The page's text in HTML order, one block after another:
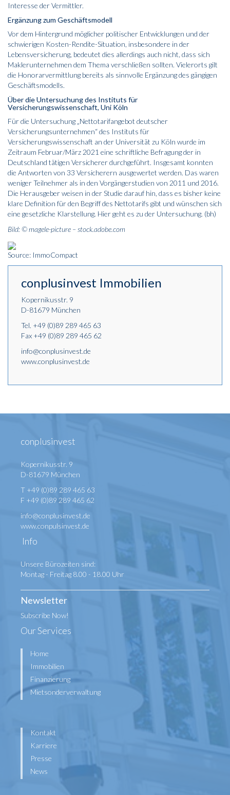
Interesse der Vermittler.
Ergänzung zum Geschäftsmodell
Vor dem Hintergrund möglicher politischer Entwicklungen und der
schwierigen Kosten-Rendite-Situation, insbesondere in der
Lebensversicherung, bedeutet dies allerdings auch nicht, dass sich
Maklerunternehmen dem Thema verschließen sollten. Vielerorts gilt
die Honorarvermittlung bereits als sinnvolle Ergänzung des gängigen
Geschäftsmodells.
Über die Untersuchung des Instituts für
Versicherungswissenschaft, Uni Köln
Für die Untersuchung „Nettotarifangebot deutscher
Versicherungsunternehmen“ des Instituts für
Versicherungswissenschaft an der Universität zu Köln wurde im
Zeitraum Februar/März 2021 eine schriftliche Befragung der in
Deutschland tätigen Versicherer durchgeführt. Insgesamt konnten
die Antworten von 33 Versicherern ausgewertet werden. Das waren
weniger Teilnehmer als in den Vorgängerstudien von 2011 und 2016.
Die Herausgeber weisen in der Studie darauf hin, dass es bisher keine
klare Definition für den Begriff des Nettotarifs gibt und wünschen sich
eine gesetzliche Klarstellung. Hiergeht es zu der Untersuchung. (bh)
Bild: © magele-picture – stock.adobe.com
Source: ImmoCompact
conplusinvest Immobilien
Kopernikusstr. 9
D-81679 München
Tel. +49 (0)89 289 465 63
Fax +49 (0)89 289 465 62
info@conplusinvest.de
www.conplusinvest.de
conplusinvest
Kopernikusstr. 9
D-81679 München
T +49 (0)89 289 465 63
F +49 (0)89 289 465 62
info@conplusinvest.de
www.conpulsinvest.de
Info
Unsere Bürozeiten sind:
Montag - Freitag 8.00 - 18.00 Uhr
Newsletter
Subscribe Now!
Our Services
Home
Immobilien
Finanzierung
Mietsonderverwaltung
Kontakt
Karriere
Presse
News